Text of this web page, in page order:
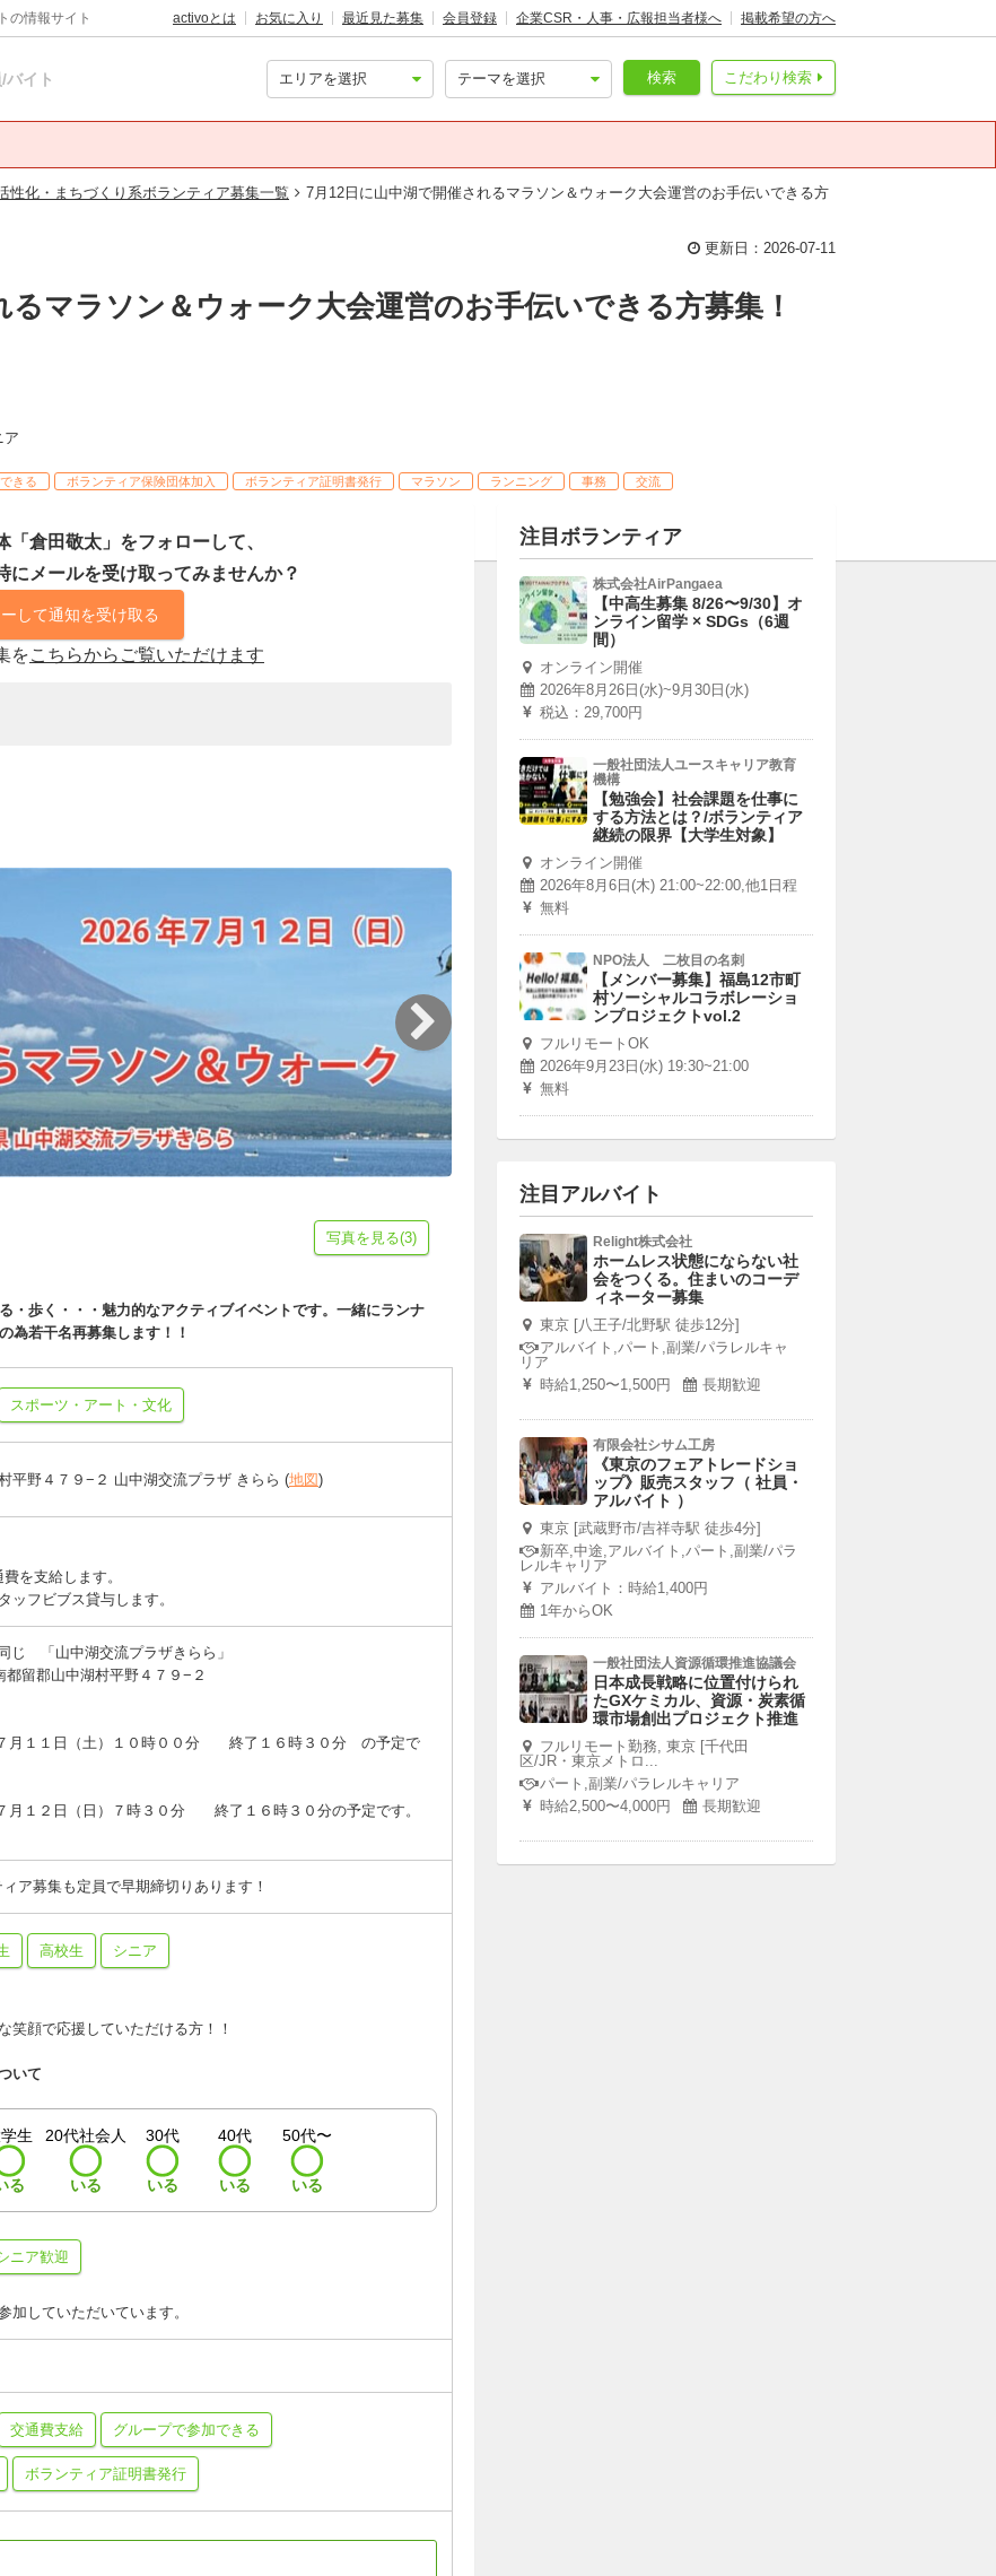
の情報サイト activoとは お気に入り 最近見た募集 会員登録 企業CSR・人事・広報担当者様へ 掲載希望の方へ
バイト こだわり検索
検索
性化・まちづくり系ボランティア募集一覧
7月12日に山中湖で開催されるマラソン＆ウォーク大会運営のお手伝いできる方
更新日：2026-07-11
マラソン＆ウォーク大会運営のお手伝いできる方募集！
ア
きる ボランティア保険団体加入 ボランティア証明書発行 マラソン ランニング 事務 交流
「倉田敬太」をフォローして、
にメールを受け取ってみませんか？
して通知を受け取る
をこちらからご覧いただけます
写真を見る(3)
・歩く・・・魅力的なアクティブイベントです。一緒にランナ
為若干名再募集します！！
スポーツ・アート・文化
平野４７９−２ 山中湖交流プラザ きらら (地図)
を支給します。
ッフビブス貸与します。
じ 「山中湖交流プラザきらら」
留郡山中湖村平野４７９−２
月１１日（土）１０時００分 終了１６時３０分 の予定で
１２日（日）７時３０分 終了１６時３０分の予定です。
ア募集も定員で早期締切りあります！
高校生 シニア
笑顔で応援していただける方！！
いて
生
る
20代社会人
いる
30代
いる
40代
いる
50代〜
いる
ニア歓迎
加していただいています。
交通費支給 グループで参加できる
ボランティア証明書発行
注目ボランティア
株式会社AirPangaea
【中高生募集 8/26〜9/30】オ
ンライン留学 × SDGs（6週
間）
オンライン開催
2026年8月26日(水)~9月30日(水)
税込：29,700円
一般社団法人ユースキャリア教育
機構
【勉強会】社会課題を仕事に
する方法とは？/ボランティア
継続の限界【大学生対象】
オンライン開催
2026年8月6日(木) 21:00~22:00,他1日程
無料
NPO法人 二枚目の名刺
【メンバー募集】福島12市町
村ソーシャルコラボレーショ
ンプロジェクトvol.2
フルリモートOK
2026年9月23日(水) 19:30~21:00
無料
注目アルバイト
Relight株式会社
ホームレス状態にならない社
会をつくる。住まいのコーデ
ィネーター募集
東京 [八王子/北野駅 徒歩12分]
アルバイト,パート,副業/パラレルキャ
リア
時給1,250〜1,500円
長期歓迎
有限会社シサム工房
《東京のフェアトレードショ
ップ》販売スタッフ（ 社員・
アルバイト ）
東京 [武蔵野市/吉祥寺駅 徒歩4分]
新卒,中途,アルバイト,パート,副業/パラ
レルキャリア
アルバイト：時給1,400円
1年からOK
一般社団法人資源循環推進協議会
日本成長戦略に位置付けられ
たGXケミカル、資源・炭素循
環市場創出プロジェクト推進
フルリモート勤務, 東京 [千代田
区/JR・東京メトロ...
パート,副業/パラレルキャリア
時給2,500〜4,000円
長期歓迎